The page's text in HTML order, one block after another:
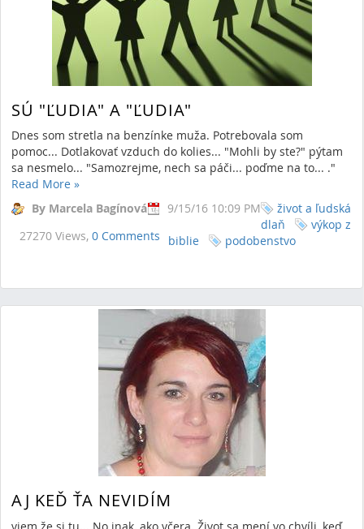
SÚ "ĽUDIA" A "ĽUDIA"
Dnes som stretla na benzínke muža. Potrebovala som
pomoc... Dotlakovať vzduch do kolies... "Mohli by ste?" pýtam
sa nesmelo... "Samozrejme, nech sa páči... poďme na to... ."
Read More »
By Marcela Bagínová
9/15/16 10:09 PM
27270 Views, 0 Comments
život a ľudská
dlaň
výkop z
biblie
podobenstvo
AJ KEĎ ŤA NEVIDÍM
viem že si tu... No inak, ako včera. Život sa mení vo chvíli, keď